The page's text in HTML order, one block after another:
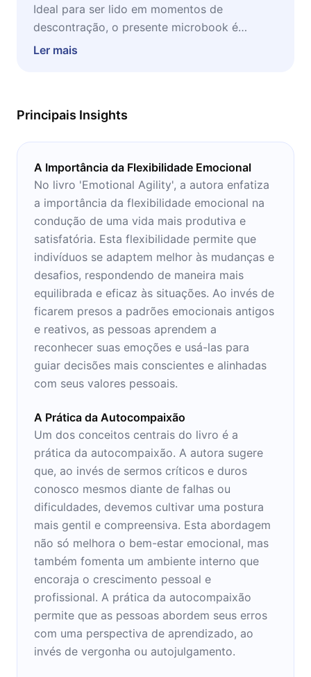
Ideal para ser lido em momentos de
descontração, o presente microbook é
indispensável para pessoas que são
Ler mais
Principais Insights
A Importância da Flexibilidade Emocional
No livro 'Emotional Agility', a autora enfatiza
a importância da flexibilidade emocional na
condução de uma vida mais produtiva e
satisfatória. Esta flexibilidade permite que
indivíduos se adaptem melhor às mudanças e
desafios, respondendo de maneira mais
equilibrada e eficaz às situações. Ao invés de
ficarem presos a padrões emocionais antigos
e reativos, as pessoas aprendem a
reconhecer suas emoções e usá-las para
guiar decisões mais conscientes e alinhadas
com seus valores pessoais.
A Prática da Autocompaixão
Um dos conceitos centrais do livro é a
prática da autocompaixão. A autora sugere
que, ao invés de sermos críticos e duros
conosco mesmos diante de falhas ou
dificuldades, devemos cultivar uma postura
mais gentil e compreensiva. Esta abordagem
não só melhora o bem-estar emocional, mas
também fomenta um ambiente interno que
encoraja o crescimento pessoal e
profissional. A prática da autocompaixão
permite que as pessoas abordem seus erros
com uma perspectiva de aprendizado, ao
invés de vergonha ou autojulgamento.